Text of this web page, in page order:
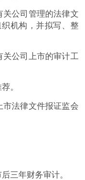
关公司管理的法律文
机构，并拟写、整
公司上市的审计工
。
市法律文件报证监会
三年财务审计。